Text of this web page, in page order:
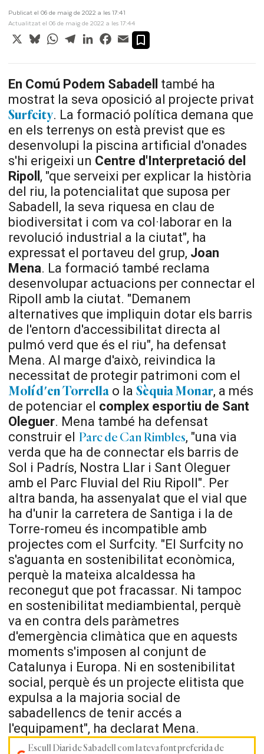
Publicat el 06 de maig de 2022 a les 17:41
Actualitzat el 06 de maig de 2022 a les 17:44
X BlueskyWhatsApp
TelegramLinkedInFacebook
Email
En Comú Podem Sabadell
també ha
mostrat la seva oposició al projecte privat
Surfcity. La formació política demana que
en els terrenys on està previst que es
desenvolupi la piscina artificial d'onades
s'hi erigeixi un Centre d'Interpretació del
Ripoll , "que serveixi per explicar la història
del riu, la potencialitat que suposa per
Sabadell, la seva riquesa en clau de
biodiversitat i com va col·laborar en la
revolució industrial a la ciutat", ha
expressat el portaveu del grup, Joan
Mena. La formació també reclama
desenvolupar actuacions per connectar el
Ripoll amb la ciutat. "Demanem
alternatives que impliquin dotar els barris
de l'entorn d'accessibilitat directa al
pulmó verd que és el riu", ha defensat
Mena. Al marge d'això, reivindica la
necessitat de protegir patrimoni com el
Molí d'en Torrella o laSèquia Monar, a més
de potenciar el complex esportiu de Sant
Oleguer. Mena també ha defensat
construir el Parc de Can Rimbles, "una via
verda que ha de connectar els barris de
Sol i Padrís, Nostra Llar i Sant Oleguer
amb el Parc Fluvial del Riu Ripoll". Per
altra banda, ha assenyalat que el vial que
ha d'unir la carretera de Santiga i la de
Torre-romeu és incompatible amb
projectes com el Surfcity. "El Surfcity no
s'aguanta en sostenibilitat econòmica,
perquè la mateixa alcaldessa ha
reconegut que pot fracassar. Ni tampoc
en sostenibilitat mediambiental, perquè
va en contra dels paràmetres
d'emergència climàtica que en aquests
moments s'imposen al conjunt de
Catalunya i Europa. Ni en sostenibilitat
social, perquè és un projecte elitista que
expulsa a la majoria social de
sabadellencs de tenir accés a
l'equipament", ha declarat Mena.
Escull Diari de Sabadell com la teva font preferida de